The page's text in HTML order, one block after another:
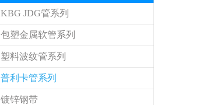
KBG JDG管系列
包塑金属软管系列
塑料波纹管系列
普利卡管系列
镀锌钢带